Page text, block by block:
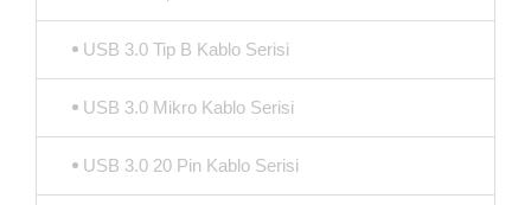
USB 3.0 Tip B Kablo Serisi
USB 3.0 Mikro Kablo Serisi
USB 3.0 20 Pin Kablo Serisi